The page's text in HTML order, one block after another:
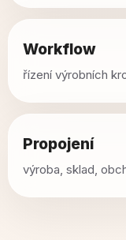
Workflow
řízení výrobních
Propojení
výroba, sklad,